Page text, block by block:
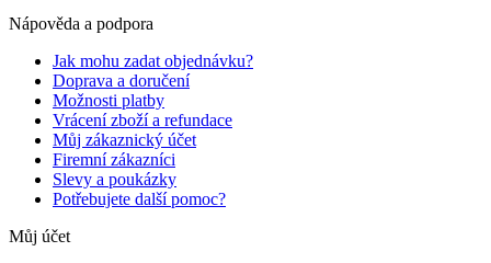
Nápověda a podpora
Jak mohu zadat objednávku?
Doprava a doručení
Možnosti platby
Vrácení zboží a refundace
Můj zákaznický účet
Firemní zákazníci
Slevy a poukázky
Potřebujete další pomoc?
Můj účet